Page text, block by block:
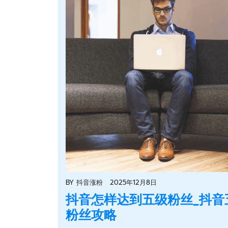
BY 抖音涨粉 2025年12月8日
抖音怎样达到五级粉丝_抖
粉丝攻略